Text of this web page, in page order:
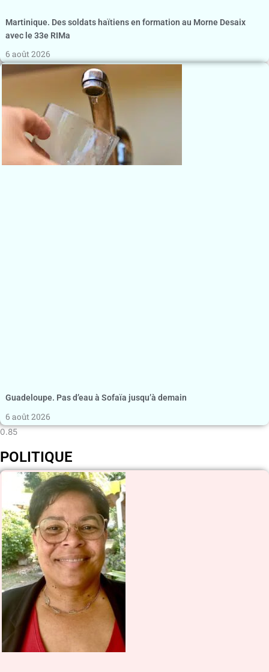
Martinique. Des soldats haïtiens en formation au Morne Desaix
avec le 33e RIMa
6 août 2026
Guadeloupe. Pas d’eau à Sofaïa jusqu’à demain
6 août 2026
POLITIQUE